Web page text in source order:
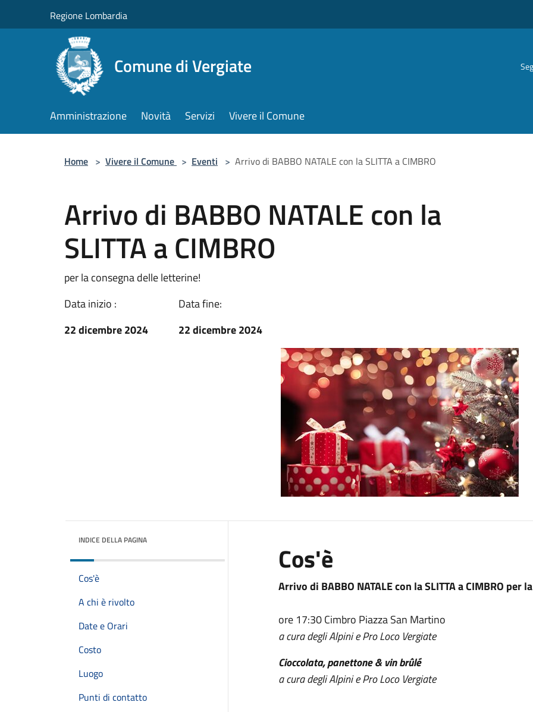
Regione Lombardia
Comune di Vergiate
Amministrazione Novità Servizi Vivere il Comune
Home > Vivere il Comune > Eventi > Arrivo di BABBO NATALE con la SLITTA a CIMBRO
Arrivo di BABBO NATALE con la
SLITTA a CIMBRO
per la consegna delle letterine!
Data inizio :
22 dicembre 2024
Data fine:
22 dicembre 2024
INDICE DELLA PAGINA
Cos'è
A chi è rivolto
Date e Orari
Costo
Luogo
Punti di contatto
Cos'è
Arrivo di BABBO NATALE con la SLITTA a CIMBRO
ore 17:30 Cimbro Piazza San Martino
a cura degli Alpini e Pro Loco Vergiate
Cioccolata, panettone & vin brûlé
a cura degli Alpini e Pro Loco Vergiate